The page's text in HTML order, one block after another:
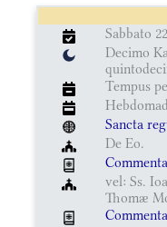
Sabbato
Decimo
Tempus
Sancta
De Eo.
vel: Ss.
Thomæ